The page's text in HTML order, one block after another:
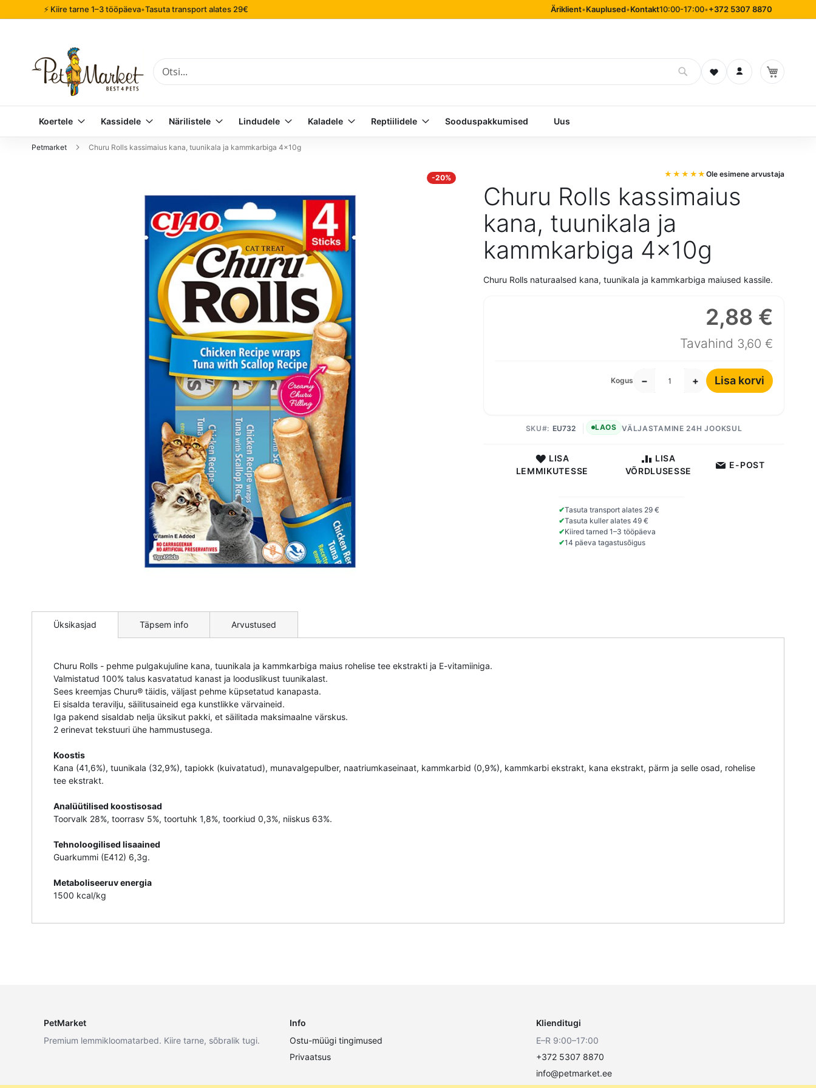
⚡ Kiire tarne 1–3 tööpäeva•Tasuta transport alates 29€ Äriklient•Kauplused•Kontakt10:00-17:00•+372 5307 8870
Otsi Soovinimekiri
Logi sisse
Koertele Kassidele Närilistele Lindudele Kaladele Reptiilidele Sooduspakkumised Uus
Petmarket Churu Rolls kassimaius kana, tuunikala ja kammkarbiga 4x10g
Churu Rolls kassimaius
kana, tuunikala ja
kammkarbiga 4x10g
Ole esimene arvustaja
Churu Rolls naturaalsed kana, tuunikala ja kammkarbiga maiused kassile.
2,88 €
Tavahind 3,60 €
Kogus − + Lisa korvi
VÄLJASTAMINE 24H JOOKSUL
SKU EU732 LAOS
LISA
LEMMIKUTESSE
LISA
VÕRDLUSESSE
E-POST
✔Tasuta transport alates 29 €
✔Tasuta kuller alates 49 €
✔Kiired tarned 1–3 tööpäeva
✔14 päeva tagastusõigus
-20%
pildigalerii
algusesseÜksikasjad
Churu Rolls - pehme pulgakujuline kana, tuunikala ja kammkarbiga maius rohelise tee ekstrakti ja E-vitamiiniga.
Valmistatud 100% talus kasvatatud kanast ja looduslikust tuunikalast.
Sees kreemjas Churu® täidis, väljast pehme küpsetatud kanapasta.
Ei sisalda teravilju, säilitusaineid ega kunstlikke värvaineid.
Iga pakend sisaldab nelja üksikut pakki, et säilitada maksimaalne värskus.
2 erinevat tekstuuri ühe hammustusega.
Koostis
Kana (41,6%), tuunikala (32,9%), tapiokk (kuivatatud), munavalgepulber, naatriumkaseinaat, kammkarbid (0,9%), kammkarbi ekstrakt, kana ekstrakt, pärm ja selle osad, rohelise
tee ekstrakt.
Analüütilised koostisosad
Toorvalk 28%, toorrasv 5%, toortuhk 1,8%, toorkiud 0,3%, niiskus 63%.
Tehnoloogilised lisaained
Guarkummi (E412) 6,3g.
Metaboliseeruv energia
1500 kcal/kg
Täpsem info Arvustused
PetMarket
Premium lemmikloomatarbed. Kiire tarne, sõbralik tugi.
Info
Ostu-müügi tingimused
Privaatsus
Klienditugi
E–R 9:00–17:00
+372 5307 8870
info@petmarket.ee